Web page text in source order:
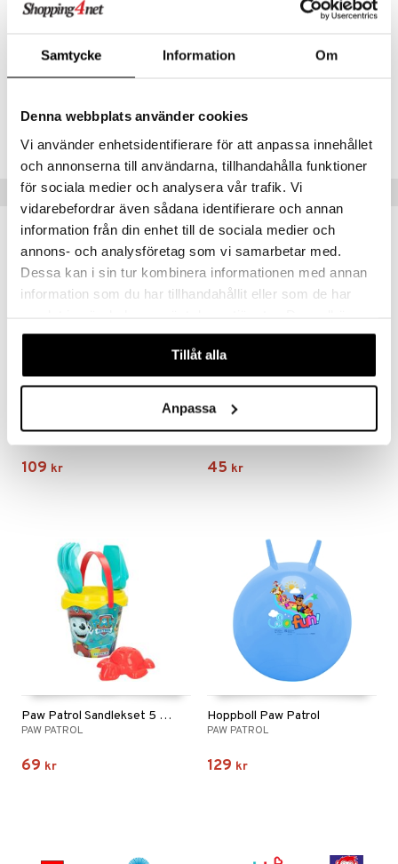
Samtycke Information Om
Denna webbplats använder cookies
Vi använder enhetsidentifierare för att anpassa innehållet
och annonserna till användarna, tillhandahålla funktioner
för sociala medier och analysera vår trafik. Vi
vidarebefordrar även sådana identifierare och annan
information från din enhet till de sociala medier och
annons- och analysföretag som vi samarbetar med.
Dessa kan i sin tur kombinera informationen med annan
information som du har tillhandahållit eller som de har
våra cookies vid fortsatt användande av vår webbplats.
Tillåt alla
Anpassa
Lägsta pris senaste 30 dagarna: 199 kr
Populära produkter
Paw Patrol Paraply Genomskinligt
PAW PATROL
109 kr
EGMONT KÄRNAN
45 kr
Paw Patrol Sandlekset 5 Delar
PAW PATROL
69 kr
Hoppboll Paw Patrol
PAW PATROL
129 kr
Classic
Creator
Disney
Disney Princess
DUPLO
Friends
Minecraft
Ninjago
Speed Champions
Spidey
leksaker
spel
bitar
svar